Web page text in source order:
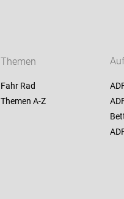
Themen
Fahr Rad
Themen A-Z